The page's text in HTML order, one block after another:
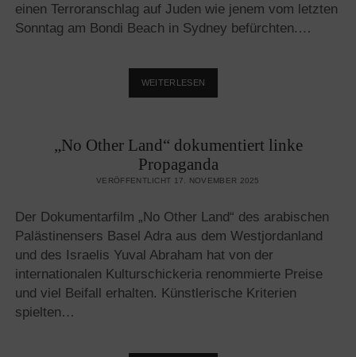
einen Terroranschlag auf Juden wie jenem vom letzten
Sonntag am Bondi Beach in Sydney befürchten.…
WEITERLESEN
JUDENMASSAKER
BEACH
KONNTE
NIEMANDEN
„No Other Land“ dokumentiert linke
Propaganda
VERÖFFENTLICHT 17. NOVEMBER 2025
Der Dokumentarfilm „No Other Land“ des arabischen
Palästinensers Basel Adra aus dem Westjordanland
und des Israelis Yuval Abraham hat von der
internationalen Kulturschickeria renommierte Preise
und viel Beifall erhalten. Künstlerische Kriterien
spielten…